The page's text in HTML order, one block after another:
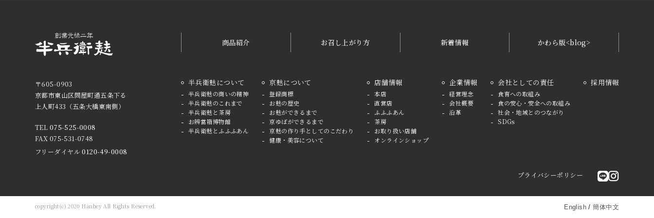
商品紹介 お召し上がり方 新着情報 かわら版<blog>
半兵衛麸について
半兵衛麸の商いの精神
半兵衛麸のこれまで
半兵衛麸と茶房
お辨當箱博物館
半兵衛麸とふふふあん
京麸について
登録商標
お麸の歴史
お麸ができるまで
京ゆばができるまで
京麸の作り手としてのこだわり
健康・美容について
店舗情報
本店
直営店
ふふふあん
茶房
お取り扱い店舗
オンラインショップ
企業情報
経営理念
会社概要
沿革
会社としての責任
食育への取組み
食の安心・安全への取組み
社会・地域とのつながり
SDGs
採用情報
プライバシーポリシー
〒605-0903
京都市東山区問屋町通五条下る
上人町433 （五条大橋東南側）
TEL 075-525-0008
FAX 075-531-0748
フリーダイヤル0120-49-0008
English /簡体中文
copyright(c) 2020 Hanbey All Rights Reserved.